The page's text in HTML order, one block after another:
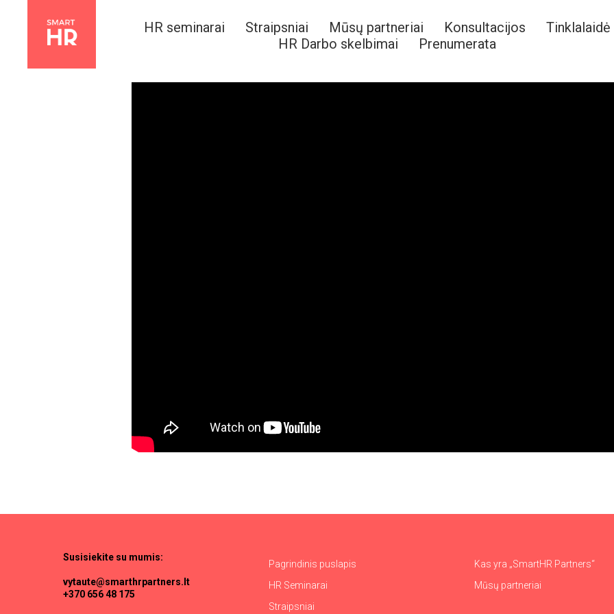
HR seminarai Straipsniai Mūsų partneriai Konsultacijos
Tinklalaidė
HR Darbo skelbimai
Prenumerata
Susisiekite su mumis:
vytaute@smarthrpartners.lt
+370 656 48 175
Pagrindinis puslapis
HR Seminarai
Straipsniai
Kas yra „SmartHR Partners“
Mūsų partneriai